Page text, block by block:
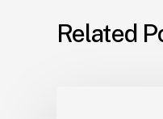
Related